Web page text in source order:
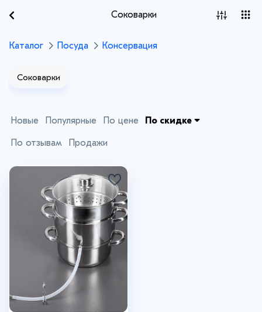
Соковарки
Каталог Посуда Консервация
Соковарки
Новые Популярные По цене По скидке
По отзывам Продажи